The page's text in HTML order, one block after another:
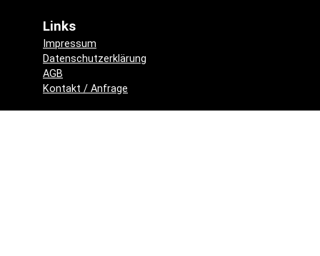
Links
Impressum
Datenschutzerklärung
AGB
Kontakt / Anfrage